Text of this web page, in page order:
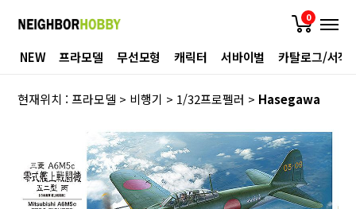
0
NEW 프라모델 무선모형 캐릭터 서바이벌 카탈로그/서적
현재위치 :프라모델 > 비행기 > 1/32프로펠러 > Hasegawa